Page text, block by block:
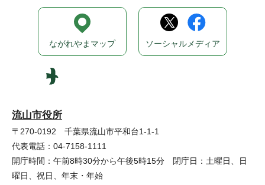
流山市役所
〒270-0192 千葉県流山市平和台1-1-1
代表電話：04-7158-1111
開庁時間：午前8時30分から午後5時15分 閉庁日：土曜日、日
曜日、祝日、年末・年始
ながれやまマップ ソーシャルメディア